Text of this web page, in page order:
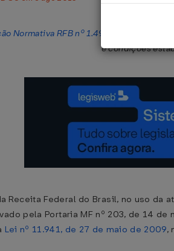
Normativa RFB nº 1.491, de 19 de agosto
e condições
Receita Federal do Brasil, no uso
pela Portaria MF nº 203, de 14
Lei nº 11.941, de 27 de maio de 2009,